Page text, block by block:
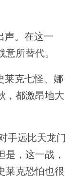
声。在这一
所替代。
莱克七怪、娜
，都激昂地大
手远比天龙门
，这一战，
莱克恐怕也很